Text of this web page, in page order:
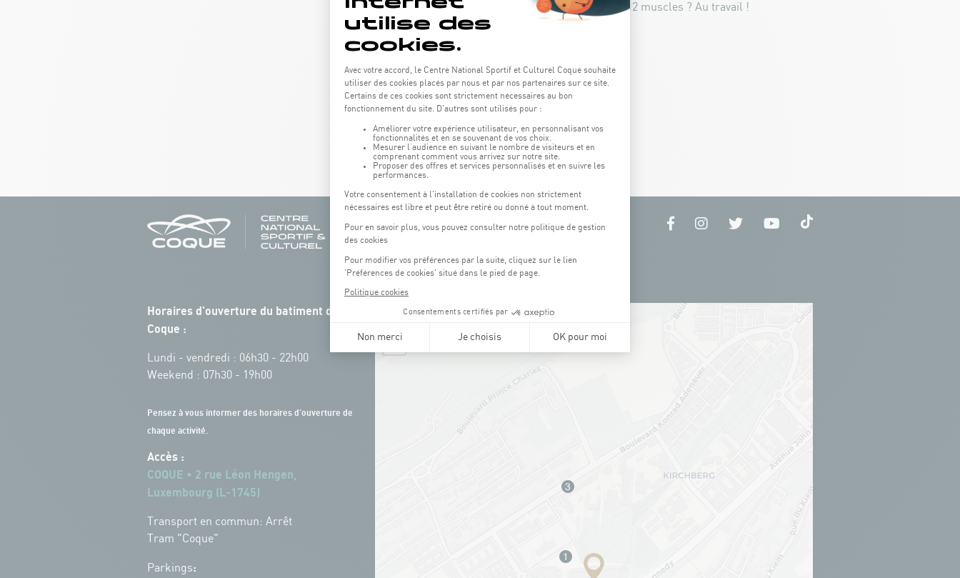
Saviez-vous que la sangle abdominale est constituée de 12 muscles ? Au travail !
Horaires d'ouverture du batiment de la
Coque :
Lundi - vendredi : 06h30 - 22h00
Weekend : 07h30 - 19h00
Pensez à vous informer des horaires d'ouverture de
chaque activité.
Accès :
COQUE • 2 rue Léon Hengen,
Luxembourg (L-1745)
Transport en commun: Arrêt
Tram "Coque"
Parkings:
−